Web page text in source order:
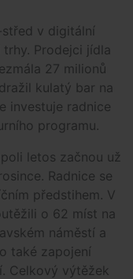
v digitální
Prodejci jídla
27 milionů
kulatý bar na
investuje radnice
programu.
letos začnou už
Radnice se
předstihem. V
o 62 míst na
náměstí a
také zapojení
Celkový výtěžek